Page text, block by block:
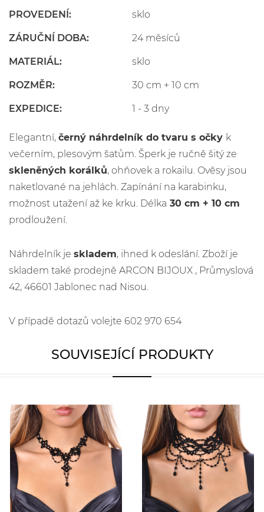
PROVEDENÍ: sklo
ZÁRUČNÍ DOBA: 24 měsíců
MATERIÁL: sklo
ROZMĚR: 30 cm + 10 cm
EXPEDICE: 1 - 3 dny
Elegantní, černý náhrdelník do tvaru s očky k
večerním, plesovým šatům. Šperk je ručně šitý ze
skleněných korálků, ohňovek a rokailu. Ověsy jsou
naketlované na jehlách. Zapínání na karabinku,
možnost utažení až ke krku. Délka 30 cm + 10 cm
prodloužení.
Náhrdelník je skladem, ihned k odeslání. Zboží je
skladem také prodejně ARCON BIJOUX , Průmyslová
42, 46601 Jablonec nad Nisou.
V případě dotazů volejte 602 970 654
SOUVISEJÍCÍ PRODUKTY